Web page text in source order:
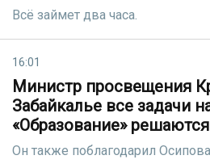
Всё займет два часа.
16:01
Министр просвещения
Забайкалье все задачи
«Образование» решаются
Он также поблагодарил